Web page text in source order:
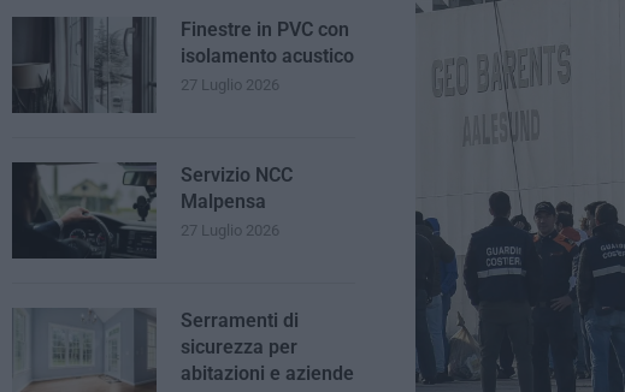
Finestre in PVC con
isolamento acustico
27 Luglio 2026
Servizio NCC
Malpensa
27 Luglio 2026
Serramenti di
sicurezza per
abitazioni e aziende